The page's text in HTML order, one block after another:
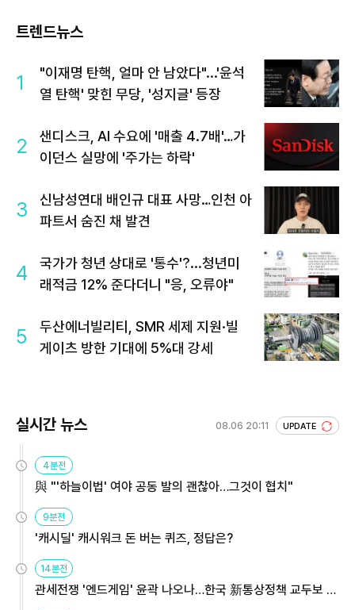
트렌드뉴스
1
"이재명 탄핵, 얼마 안 남았다"...'윤석
열 탄핵' 맞힌 무당, '성지글' 등장
2
샌디스크, AI 수요에 '매출 4.7배'…가
이던스 실망에 '주가는 하락'
3
신남성연대 배인규 대표 사망…인천 아
파트서 숨진 채 발견
4
국가가 청년 상대로 '통수'?...청년미
래적금 12% 준다더니 "응, 오류야"
5
두산에너빌리티, SMR 세제 지원·빌
게이츠 방한 기대에 5%대 강세
실시간 뉴스 08.06 20:11 UPDATE
4분전
與 "'하늘이법' 여야 공동 발의 괜찮아…그것이 협치"
9분전
'캐시딜' 캐시워크 돈 버는 퀴즈, 정답은?
14분전
관세전쟁 '엔드게임' 윤곽 나오나…한국 新통상정책 교두보 활